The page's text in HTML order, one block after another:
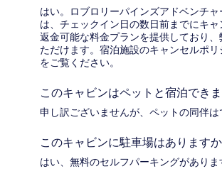
はい。ロブロリーパインズアドベンチ
は、チェックイン日の数日前までにキ
返金可能な料金プランを提供しており
ただけます。宿泊施設のキャンセルポ
をご覧ください。
このキャビンはペットと宿泊でき
申し訳ございませんが、ペットの同伴は
このキャビンに駐車場はあります
はい、無料のセルフパーキングがありま